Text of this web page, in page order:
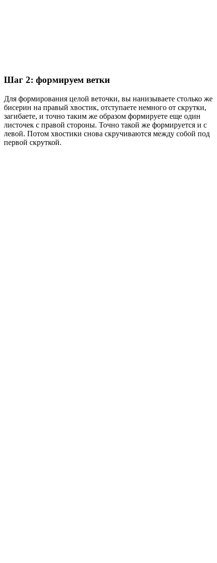
Шаг 2: формируем ветки
Для формирования целой веточки, вы нанизываете столько же
бисерин на правый хвостик, отступаете немного от скрутки,
загибаете, и точно таким же образом формируете еще один
листочек с правой стороны. Точно такой же формируется и с
левой. Потом хвостики снова скручиваются между собой под
первой скруткой.